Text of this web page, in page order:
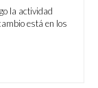
la actividad
está en los